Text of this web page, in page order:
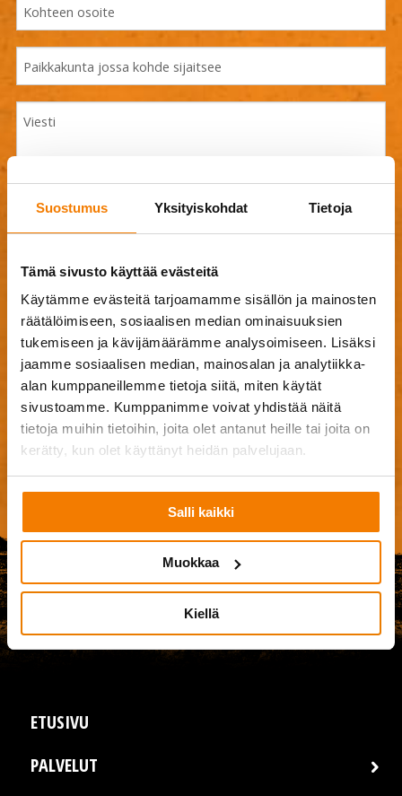
Suostumus Yksityiskohdat Tietoja
Tämä sivusto käyttää evästeitä
Käytämme evästeitä tarjoamamme sisällön ja mainosten
räätälöimiseen, sosiaalisen median ominaisuuksien
tukemiseen ja kävijämäärämme analysoimiseen. Lisäksi
jaamme sosiaalisen median, mainosalan ja analytiikka-
alan kumppaneillemme tietoja siitä, miten käytät
sivustoamme. Kumppanimme voivat yhdistää näitä
tietoja muihin tietoihin, joita olet antanut heille tai joita on
kerätty, kun olet käyttänyt heidän palvelujaan.
Salli kaikki
Muokkaa
Kiellä
Drag & Drop Files Here
Browse Files
Hyväksynkäyttöehdot.
leave
this
empty.
ETUSIVU
PALVELUT